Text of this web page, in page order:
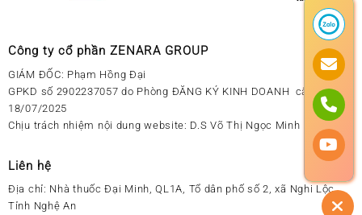
Công ty cổ phần ZENARA GROUP
GIÁM ĐỐC: Phạm Hồng Đại
GPKD số 2902237057 do Phòng ĐĂNG KÝ KINH DOANH cấp ngày
18/07/2025
Chịu trách nhiệm nội dung website: D.S Võ Thị Ngọc Minh
Liên hệ
Địa chỉ: Nhà thuốc Đại Minh, QL1A, Tổ dân phố số 2, xã Nghi Lộc,
Tỉnh Nghệ An